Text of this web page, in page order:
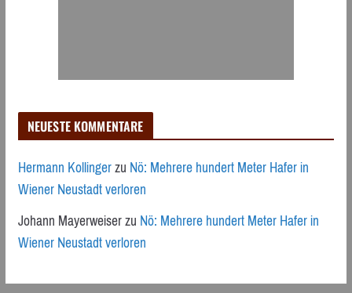
NEUESTE KOMMENTARE
Hermann KollingerzuNö: Mehrere hundert Meter Hafer in
Wiener Neustadt verloren
Johann MayerweiserzuNö: Mehrere hundert Meter Hafer in
Wiener Neustadt verloren